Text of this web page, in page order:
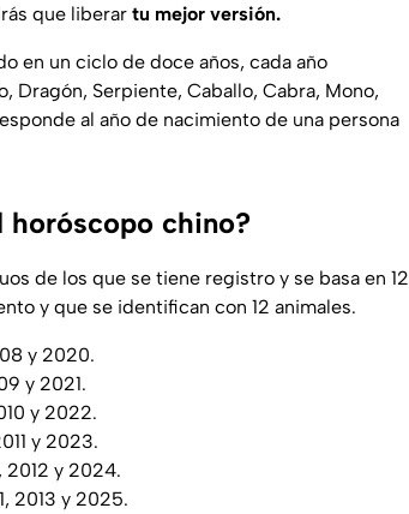
que liberar tu mejor versión.
en un ciclo de doce años, cada año
Dragón, Serpiente, Caballo, Cabra, Mono,
al año de nacimiento de una persona
horóscopo chino?
de los que se tiene registro y se basa en 12
y que se identifican con 12 animales.
y 2020.
y 2021.
y 2022.
y 2023.
2012 y 2024.
2013 y 2025.